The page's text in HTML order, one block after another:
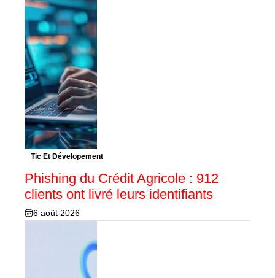
Tic Et Dévelopement
Phishing du Crédit Agricole : 912
clients ont livré leurs identifiants
6 août 2026